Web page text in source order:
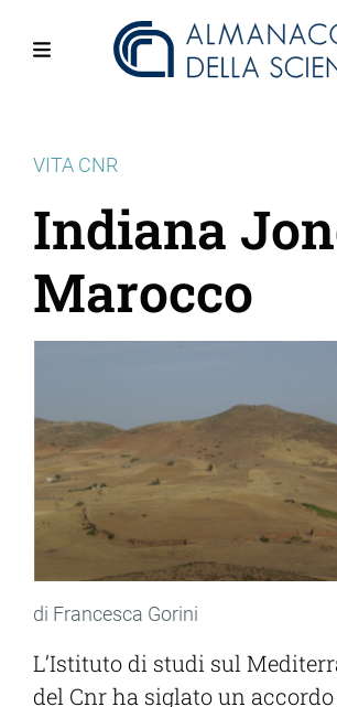
VITA CNR
Indiana
Marocco
di Francesca Gorini
L’Istituto di studi sul
del Cnr ha siglato un